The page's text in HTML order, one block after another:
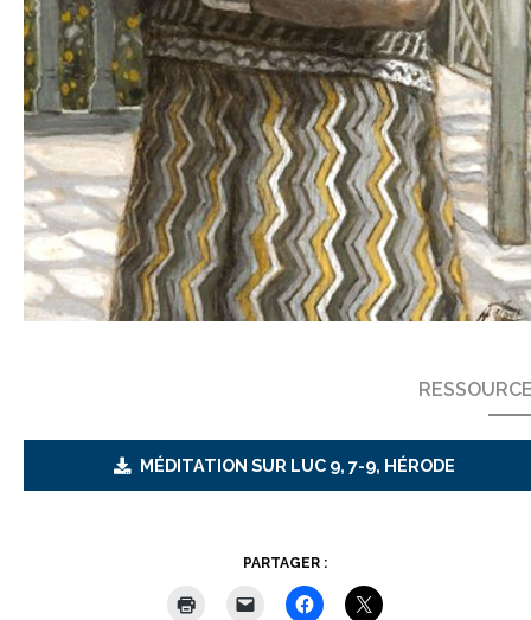
MÉDITATION SUR LUC 9, 7-9, HÉRODE
PARTAGER :